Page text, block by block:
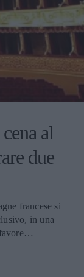
al
due
francese si
in una